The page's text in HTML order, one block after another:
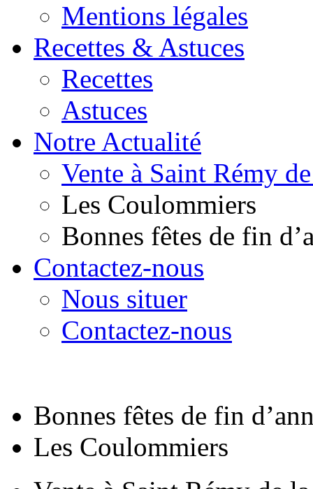
Mentions légales
Recettes & Astuces
Recettes
Astuces
Notre Actualité
Vente à Saint Rémy
Les Coulommiers
Bonnes fêtes de fin
Contactez-nous
Nous situer
Contactez-nous
Bonnes fêtes de fin
Les Coulommiers